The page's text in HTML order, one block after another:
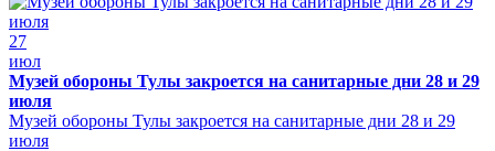
27
июл
Музей обороны Тулы закроется на санитарные дни 28 и 29
июля
Музей обороны Тулы закроется на санитарные дни 28 и 29
июля